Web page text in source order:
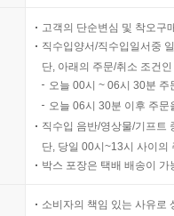
고객의 단순변심 및 착오구
직수입양서/직수입일서중
단, 아래의 주문/취소 조건
오늘 00시 ~ 06시 30분
오늘 06시 30분 이후 주
직수입 음반/영상물/기프트
단, 당일 00시~13시 사이의
박스 포장은 택배 배송이
소비자의 책임 있는 사유로